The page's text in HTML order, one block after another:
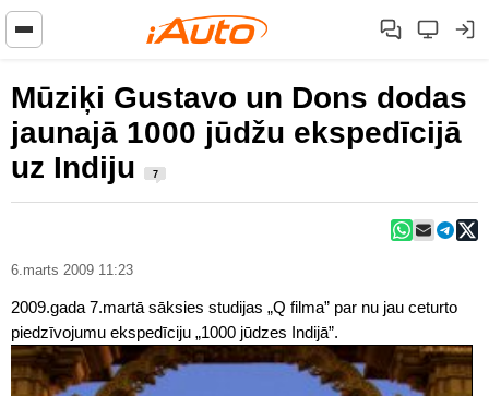
Mūziķi Gustavo un Dons dodas
jaunajā 1000 jūdžu ekspedīcijā
uz Indiju
7
6.marts 2009 11:23
2009.gada 7.martā sāksies studijas „Q filma” par nu jau ceturto
piedzīvojumu ekspedīciju „1000 jūdzes Indijā”.